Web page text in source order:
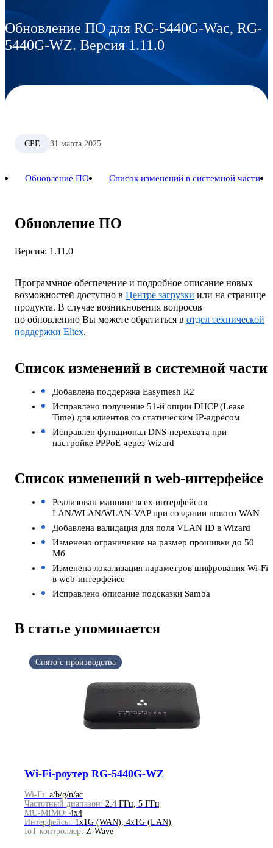
Обновление ПО для RG-5440G-Wac, RG-
5440G-WZ. Версия 1.11.0
CPE 31 марта 2025
Обновление ПО Список изменений в системной части
Обновление ПО
Версия: 1.11.0
Программное обеспечение и подробное описание новых
возможностей доступно в Центре загрузки или на странице
продукта. В случае возникновения вопросов
по обновлению Вы можете обратиться в отдел технической
поддержки Eltex.
Список изменений в системной части
Добавлена поддержка Easymesh R2
Исправлено получение 51-й опции DHCP (Lease
Time) для клиентов со статическим IP-адресом
Исправлен функционал DNS-перехвата при
настройке PPPoE через Wizard
Список изменений в web-интерфейсе
Реализован маппинг всех интерфейсов
LAN/WLAN/WLAN-VAP при создании нового WAN
Добавлена валидация для поля VLAN ID в Wizard
Изменено ограничение на размер прошивки до 50
Мб
Изменена локализация параметров шифрования Wi-Fi
в web-интерфейсе
Исправлено описание подсказки Samba
В статье упоминается
Wi-Fi-роутер RG-5440G-WZ
Wi-Fi: a/b/g/n/ac
Частотный диапазон: 2.4 ГГц, 5 ГГц
MU-MIMO: 4х4
Интерфейсы: 1x1G (WAN), 4x1G (LAN)
IoT-контроллер: Z-Wave
Осуществляется поддержка